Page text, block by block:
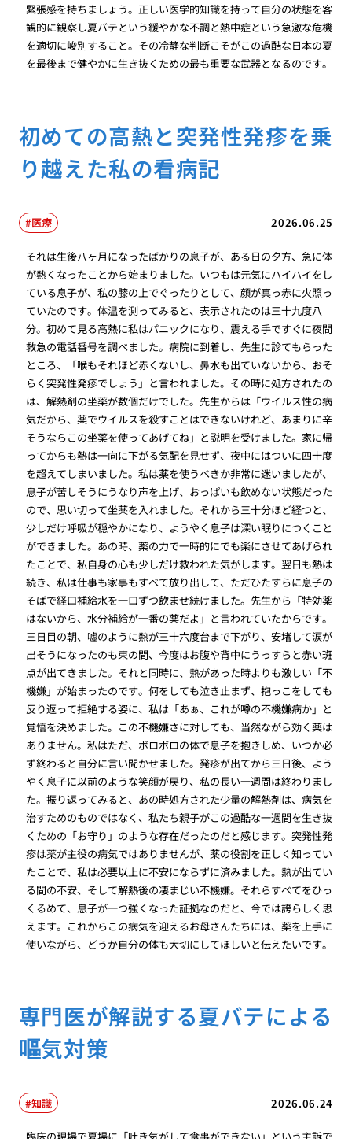
緊張感を持ちましょう。正しい医学的知識を持って自分の状態を客
観的に観察し夏バテという緩やかな不調と熱中症という急激な危機
を適切に峻別すること。その冷静な判断こそがこの過酷な日本の夏
を最後まで健やかに生き抜くための最も重要な武器となるのです。
初めての高熱と突発性発疹を乗
り越えた私の看病記
2026.06.25
医療
それは生後八ヶ月になったばかりの息子が、ある日の夕方、急に体
が熱くなったことから始まりました。いつもは元気にハイハイをし
ている息子が、私の膝の上でぐったりとして、顔が真っ赤に火照っ
ていたのです。体温を測ってみると、表示されたのは三十九度八
分。初めて見る高熱に私はパニックになり、震える手ですぐに夜間
救急の電話番号を調べました。病院に到着し、先生に診てもらった
ところ、「喉もそれほど赤くないし、鼻水も出ていないから、おそ
らく突発性発疹でしょう」と言われました。その時に処方されたの
は、解熱剤の坐薬が数個だけでした。先生からは「ウイルス性の病
気だから、薬でウイルスを殺すことはできないけれど、あまりに辛
そうならこの坐薬を使ってあげてね」と説明を受けました。家に帰
ってからも熱は一向に下がる気配を見せず、夜中にはついに四十度
を超えてしまいました。私は薬を使うべきか非常に迷いましたが、
息子が苦しそうにうなり声を上げ、おっぱいも飲めない状態だった
ので、思い切って坐薬を入れました。それから三十分ほど経つと、
少しだけ呼吸が穏やかになり、ようやく息子は深い眠りにつくこと
ができました。あの時、薬の力で一時的にでも楽にさせてあげられ
たことで、私自身の心も少しだけ救われた気がします。翌日も熱は
続き、私は仕事も家事もすべて放り出して、ただひたすらに息子の
そばで経口補給水を一口ずつ飲ませ続けました。先生から「特効薬
はないから、水分補給が一番の薬だよ」と言われていたからです。
三日目の朝、嘘のように熱が三十六度台まで下がり、安堵して涙が
出そうになったのも束の間、今度はお腹や背中にうっすらと赤い斑
点が出てきました。それと同時に、熱があった時よりも激しい「不
機嫌」が始まったのです。何をしても泣き止まず、抱っこをしても
反り返って拒絶する姿に、私は「あぁ、これが噂の不機嫌病か」と
覚悟を決めました。この不機嫌さに対しても、当然ながら効く薬は
ありません。私はただ、ボロボロの体で息子を抱きしめ、いつか必
ず終わると自分に言い聞かせました。発疹が出てから三日後、よう
やく息子に以前のような笑顔が戻り、私の長い一週間は終わりまし
た。振り返ってみると、あの時処方された少量の解熱剤は、病気を
治すためのものではなく、私たち親子がこの過酷な一週間を生き抜
くための「お守り」のような存在だったのだと感じます。突発性発
疹は薬が主役の病気ではありませんが、薬の役割を正しく知ってい
たことで、私は必要以上に不安にならずに済みました。熱が出てい
る間の不安、そして解熱後の凄まじい不機嫌。それらすべてをひっ
くるめて、息子が一つ強くなった証拠なのだと、今では誇らしく思
えます。これからこの病気を迎えるお母さんたちには、薬を上手に
使いながら、どうか自分の体も大切にしてほしいと伝えたいです。
専門医が解説する夏バテによる
嘔気対策
2026.06.24
知識